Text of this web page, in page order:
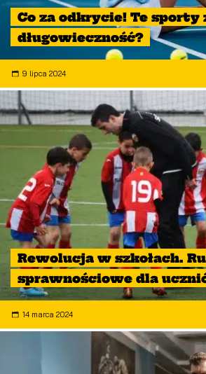
Co za odkrycie! Te sporty
długowieczność?
9 lipca 2024
Rewolucja w szkołach.
sprawnościowe dla
14 marca 2024